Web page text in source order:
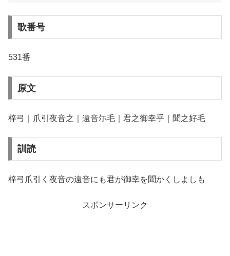
歌番号
531番
原文
梓弓｜爪引夜音之｜遠音尓毛｜君之御幸乎｜聞之好毛
訓読
梓弓爪引く夜音の遠音にも君が御幸を聞かくしよしも
スポンサーリンク